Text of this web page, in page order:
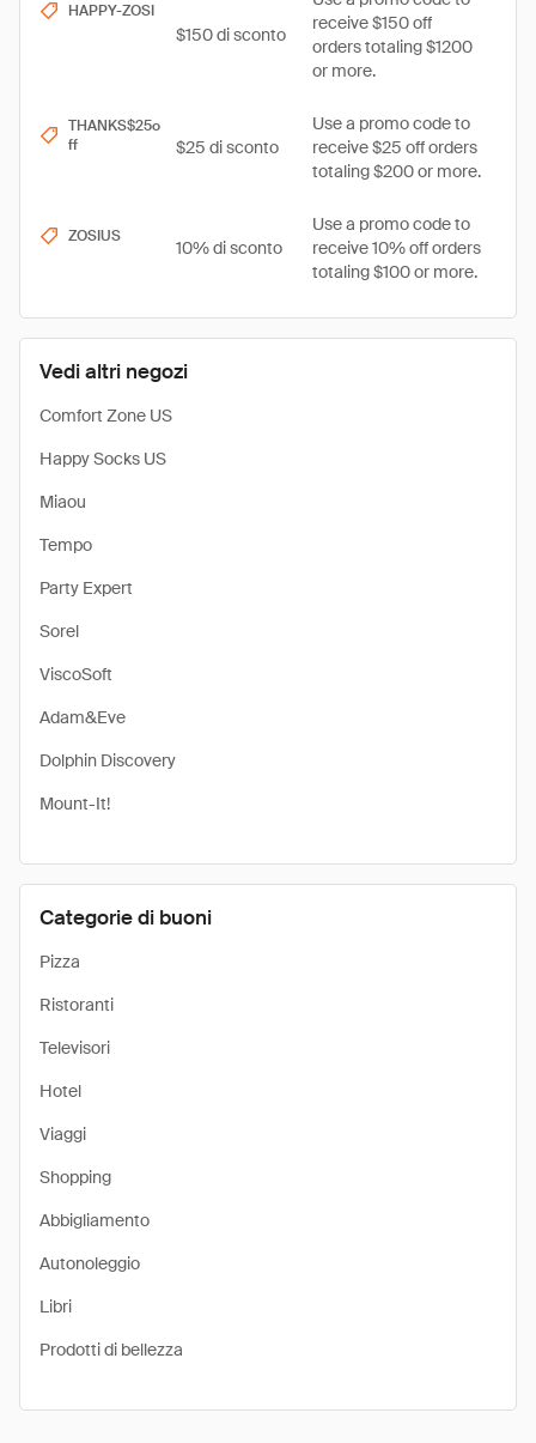
Vedi altri negozi
Comfort Zone US
Happy Socks US
Miaou
Tempo
Party Expert
Sorel
ViscoSoft
Adam&Eve
Dolphin Discovery
Mount-It!
Categorie di buoni
Pizza
Ristoranti
Televisori
Hotel
Viaggi
Shopping
Abbigliamento
Autonoleggio
Libri
Prodotti di bellezza
HAPPY-ZOSI
$150 di sconto
receive $150 off
orders totaling $1200
or more.
THANKS$25o
ff
$25 di sconto
Use a promo code to
receive $25 off orders
totaling $200 or more.
ZOSIUS
10% di sconto
Use a promo code to
receive 10% off orders
totaling $100 or more.